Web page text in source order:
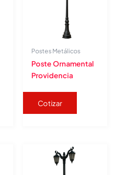
Postes Metálicos
Poste Ornamental
Providencia
Cotizar